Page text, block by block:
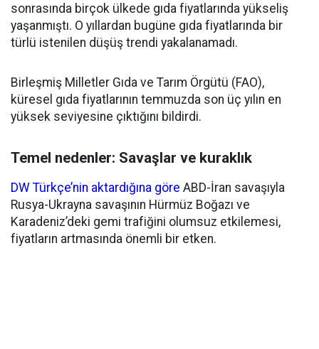
sonrasında birçok ülkede gıda fiyatlarında yükseliş
yaşanmıştı. O yıllardan bugüne gıda fiyatlarında bir
türlü istenilen düşüş trendi yakalanamadı.
Birleşmiş Milletler Gıda ve Tarım Örgütü (FAO),
küresel gıda fiyatlarının temmuzda son üç yılın en
yüksek seviyesine çıktığını bildirdi.
Temel nedenler: Savaşlar ve kuraklık
DW Türkçe’nin aktardığına göre ABD-İran savaşıyla
Rusya-Ukrayna savaşının Hürmüz Boğazı ve
Karadeniz’deki gemi trafiğini olumsuz etkilemesi,
fiyatların artmasında önemli bir etken.